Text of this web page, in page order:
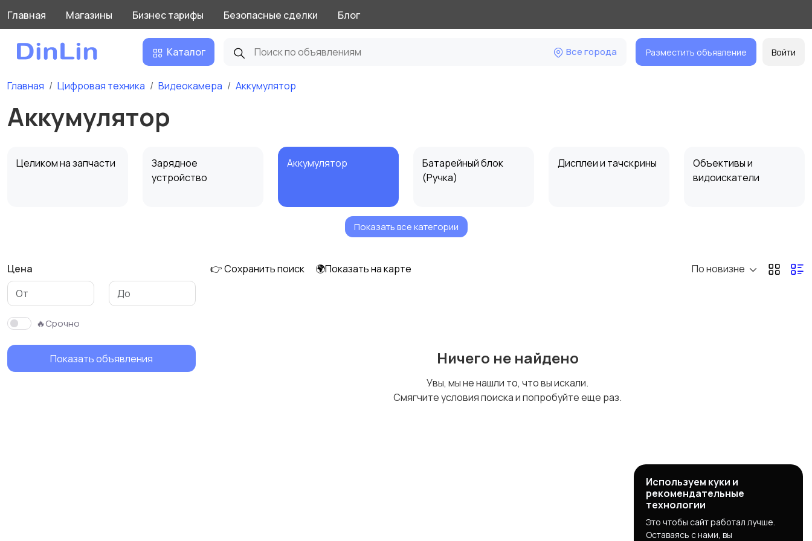
Главная Магазины Бизнес тарифы Безопасные сделки Блог
Каталог Все города Разместить объявление Войти
Главная Цифровая техника Видеокамера Аккумулятор
Аккумулятор
Целиком на запчасти
Зарядное
устройство
Аккумулятор
Батарейный блок
(Ручка)
Дисплеи и тачскрины
Объективы и
видоискатели
Электронные платы
Фотовспышки и
Показать все категории
Цена
🔥Срочно
Показать объявления
👉 Сохранить поиск 🌍Показать на карте По новизне
Ничего не найдено
Увы, мы не нашли то, что вы искали.
Смягчите условия поиска и попробуйте еще раз.
Используем куки и
рекомендательные
технологии
Это чтобы сайт работал лучше.
Оставаясь с нами, вы